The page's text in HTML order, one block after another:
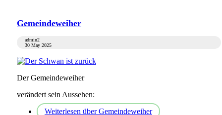
Gemeindeweiher
admin2
30 May 2025
Der Gemeindeweiher
verändert sein Aussehen:
Weiterlesen über Gemeindeweiher